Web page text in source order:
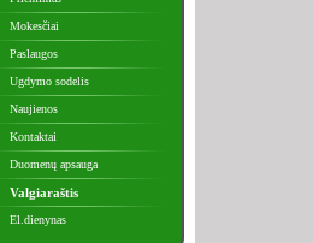
Mokesčiai
Paslaugos
Ugdymo sodelis
Naujienos
Kontaktai
Duomenų apsauga
Valgiaraštis
El.dienynas